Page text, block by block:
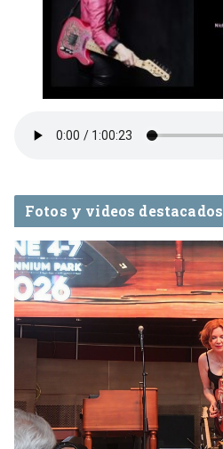
Fotos y videos destacados